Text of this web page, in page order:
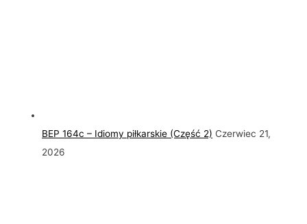
BEP 164c – Idiomy piłkarskie (Część 2) Czerwiec 21,
2026